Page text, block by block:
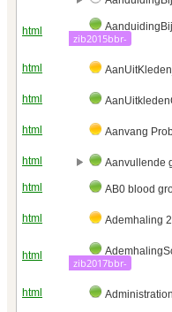
html
zib2015bbr-
html
html
html Aanvang
html
Aanvullende
html
AB0 blood
html Ademhaling
html
zib2017bbr-
html